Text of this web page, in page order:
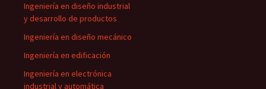
Ingeniería en diseño industrial
y desarrollo de productos
Ingeniería en diseño mecánico
Ingeniería en edificación
Ingeniería en electrónica
industrial y automática